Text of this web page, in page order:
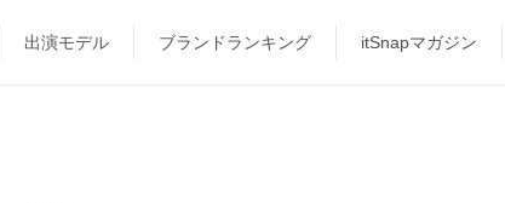
出演モデル ブランドランキング itSnapマガジン